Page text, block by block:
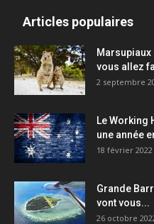
Articles populaires
vous allez
2 septembre
Le Working
une année
18 février 2022
Grande
vont vous...
26 octobre